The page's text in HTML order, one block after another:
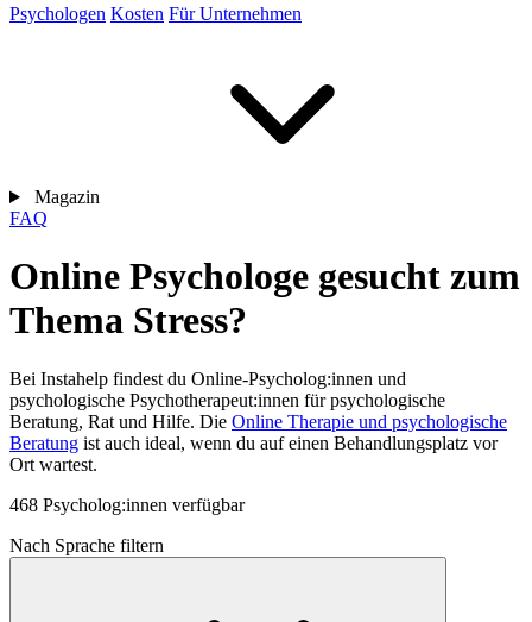
Psychologen Kosten Für Unternehmen
Magazin
FAQ
Online Psychologe gesucht zum
Thema Stress?
Bei Instahelp findest du Online-Psycholog:innen und
psychologische Psychotherapeut:innen für psychologische
Beratung, Rat und Hilfe. Die Online Therapie und psychologische
Beratung ist auch ideal, wenn du auf einen Behandlungsplatz vor
Ort wartest.
468 Psycholog:innen verfügbar
Nach Sprache filtern